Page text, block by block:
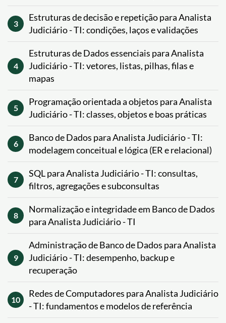
3
Estruturas de decisão e repetição para Analista
Judiciário - TI: condições, laços e validações
4
Estruturas de Dados essenciais para Analista
Judiciário - TI: vetores, listas, pilhas, filas e
mapas
5
Programação orientada a objetos para Analista
Judiciário - TI: classes, objetos e boas práticas
6
Banco de Dados para Analista Judiciário - TI:
modelagem conceitual e lógica (ER e relacional)
7
SQL para Analista Judiciário - TI: consultas,
filtros, agregações e subconsultas
8
Normalização e integridade em Banco de Dados
para Analista Judiciário - TI
9
Administração de Banco de Dados para Analista
Judiciário - TI: desempenho, backup e
recuperação
10
Redes de Computadores para Analista Judiciário
- TI: fundamentos e modelos de referência